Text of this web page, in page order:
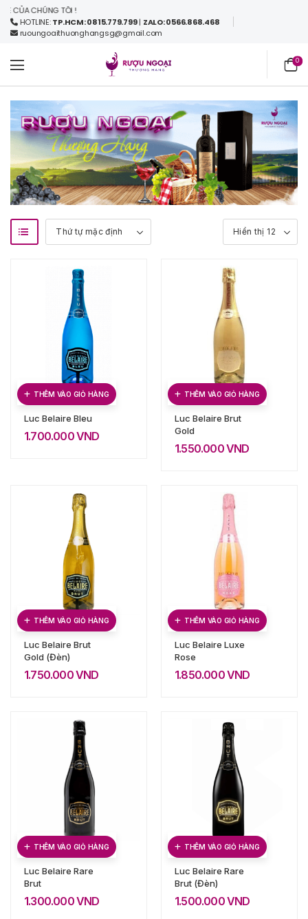
CHÚNG TÔI !
HOTLINE:TP.HCM: 0815.779.799| ZALO: 0566.868.468
ruoungoaithuonghangsg@gmail.com
0
THÊM VÀO GIỎ HÀNG
Luc Belaire Bleu
1.700.000VND
THÊM VÀO GIỎ HÀNG
Luc Belaire Brut
Gold
1.550.000VND
THÊM VÀO GIỎ HÀNG
Luc Belaire Brut
Gold (Đèn)
1.750.000VND
THÊM VÀO GIỎ HÀNG
Luc Belaire Luxe
Rose
1.850.000VND
THÊM VÀO GIỎ HÀNG
Luc Belaire Rare
Brut
1.300.000VND
THÊM VÀO GIỎ HÀNG
Luc Belaire Rare
Brut (Đèn)
1.500.000VND